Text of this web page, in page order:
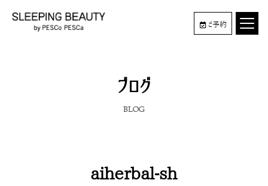
ご予約
ブログ
BLOG
aiherbal-sh